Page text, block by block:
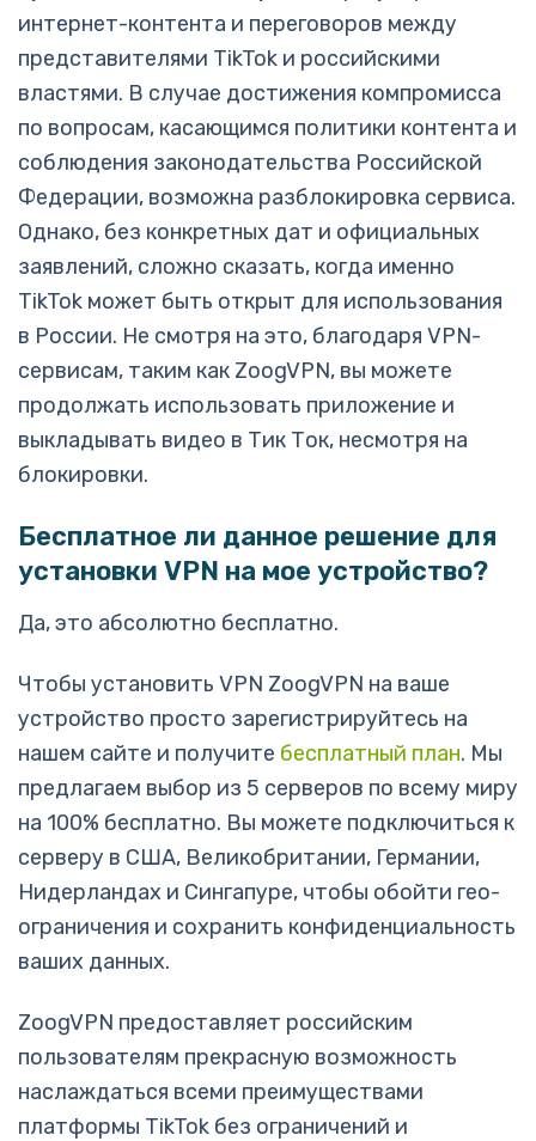
интернет-контента и переговоров между
представителями TikTok и российскими
властями. В случае достижения компромисса
по вопросам, касающимся политики контента и
соблюдения законодательства Российской
Федерации, возможна разблокировка сервиса.
Однако, без конкретных дат и официальных
заявлений, сложно сказать, когда именно
TikTok может быть открыт для использования
в России. Не смотря на это, благодаря VPN-
сервисам, таким как ZoogVPN, вы можете
продолжать использовать приложение и
выкладывать видео в Тик Ток, несмотря на
блокировки.
Бесплатное ли данное решение для
установки VPN на мое устройство?
Да, это абсолютно бесплатно.
Чтобы установить VPN ZoogVPN на ваше
устройство просто зарегистрируйтесь на
нашем сайте и получите бесплатный план. Мы
предлагаем выбор из 5 серверов по всему миру
на 100% бесплатно. Вы можете подключиться к
серверу в США, Великобритании, Германии,
Нидерландах и Сингапуре, чтобы обойти гео-
ограничения и сохранить конфиденциальность
ваших данных.
ZoogVPN предоставляет российским
пользователям прекрасную возможность
наслаждаться всеми преимуществами
платформы TikTok без ограничений и